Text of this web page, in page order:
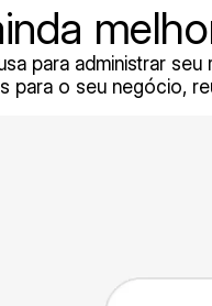
para administrar
para o seu negócio,